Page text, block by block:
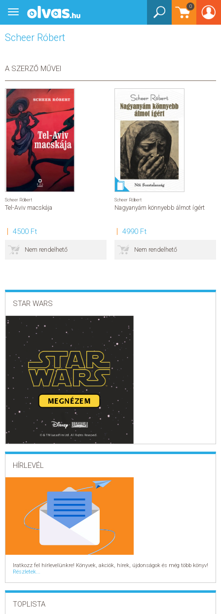
0
Toggle
navigation
Scheer Róbert
A SZERZŐ MŰVEI
Scheer Róbert
Tel-Aviv macskája
4500 Ft
Nem rendelhető
Scheer Róbert
Nagyanyám könnyebb álmot ígért
4990 Ft
Nem rendelhető
STAR WARS
HÍRLEVÉL
Iratkozz fel hírlevelünkre! Könyvek, akciók, hírek, újdonságok és még több könyv!
Részletek...
TOPLISTA
BEJELENTKEZÉS
KÖNYVEK
EGYÉB TERMÉKEK
STAR WARS
AKCIÓ
ELŐJEGYEZHETŐ
NÉPSZERŰ KÖNYVEK
SAJTÓANYAGOK
HÍREK
KAPCSOLAT
ELŐRENDELHETŐ KIADVÁNYOK
ÚJDONSÁGOK
ELŐRENDELÉSI TOPLISTA
KÍVÁNSÁG TOPLISTA
ELADÁSI SIKERLISTA
ÁLTALÁNOS SZERZŐDÉSI FELTÉTELEK
ADATKEZELÉSI ÉS ADATVÉDELMI SZABÁLYZAT